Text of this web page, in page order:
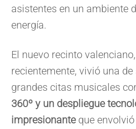
asistentes en un ambiente
energía.
El nuevo recinto
recientemente, vivió una
grandes citas musicales
360º y un despliegue
impresionanteque